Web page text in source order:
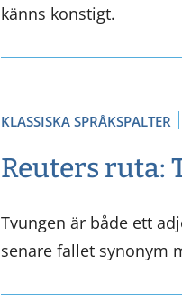
känns konstigt.
KLASSISKA SPRÅKSPALTER
Reuters ruta:
Tvungen är både ett
senare fallet synonym